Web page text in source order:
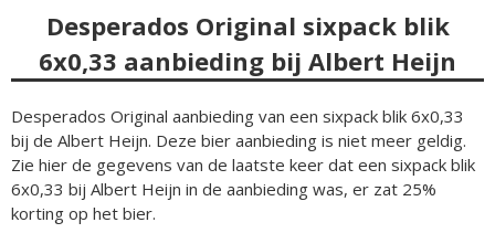
Desperados Original sixpack blik
6x0,33 aanbieding bij Albert Heijn
Desperados Original aanbieding van een sixpack blik 6x0,33
bij de Albert Heijn. Deze bier aanbieding is niet meer geldig.
Zie hier de gegevens van de laatste keer dat een sixpack blik
6x0,33 bij Albert Heijn in de aanbieding was, er zat 25%
korting op het bier.